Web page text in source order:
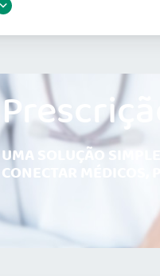
UMA SOLUÇÃO
CONECTAR MÉDICOS,